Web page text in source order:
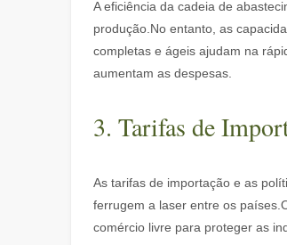
chave na indústria de manufatura em
A eficiência da cadeia de
produção.No entanto, as
completas e ágeis ajudam na
aumentam as despesas.
3. Tarifas de
As tarifas de importação e as
ferrugem a laser entre os
comércio livre para proteger as